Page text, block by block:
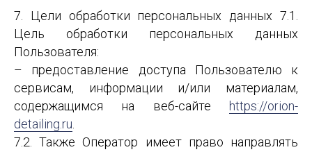
7. Цели обработки персональных данных 7.1.
Цель обработки персональных данных
Пользователя:
– предоставление доступа Пользователю к
сервисам, информации и/или материалам,
содержащимся на веб-сайте https://orion-
detailing.ru
7.2. Также Оператор имеет право направлять